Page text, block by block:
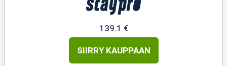
139.1 €
SIIRRY KAUPPAAN